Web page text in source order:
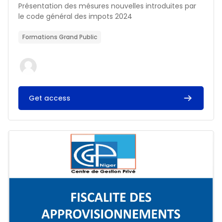
Résumé du cours :
Présentation des mésures nouvelles introduites par
le code général des impots 2024
Formations Grand Public
Get access
Image du cours FISCALITE DES APPROVISIONNEMENTS